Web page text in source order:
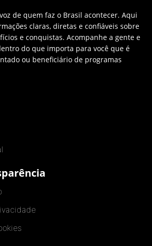
de quem faz o Brasil acontecer. Aqui
claras, diretas e confiáveis sobre
e conquistas. Acompanhe a gente e
do que importa para você que é
ou beneficiário de programas